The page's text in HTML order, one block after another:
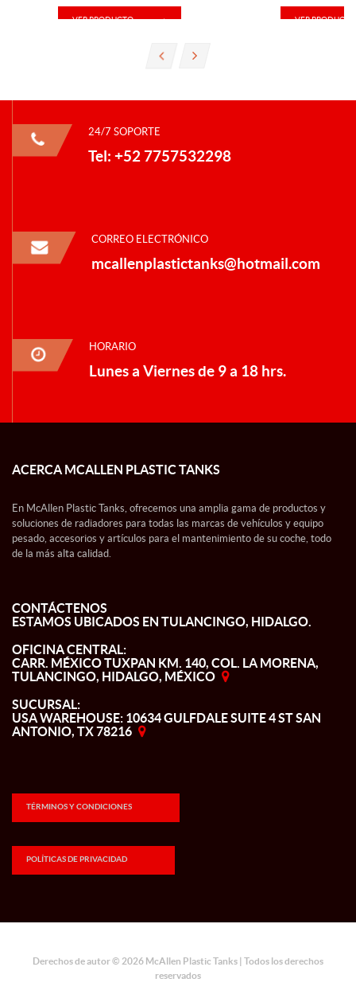
VER PRODUCTO VER PRODUCTO
24/7 SOPORTE
Tel: +52 7757532298
CORREO ELECTRÓNICO
mcallenplastictanks@hotmail.com
HORARIO
Lunes a Viernes de 9 a 18 hrs.
ACERCA MCALLEN PLASTIC TANKS
En McAllen Plastic Tanks, ofrecemos una amplia gama de productos y
soluciones de radiadores para todas las marcas de vehículos y equipo
pesado, accesorios y artículos para el mantenimiento de su coche, todo
de la más alta calidad.
CONTÁCTENOS
ESTAMOS UBICADOS EN TULANCINGO, HIDALGO.
OFICINA CENTRAL:
CARR. MÉXICO TUXPAN KM. 140, COL. LA MORENA,
TULANCINGO, HIDALGO, MÉXICO
SUCURSAL:
USA WAREHOUSE: 10634 GULFDALE SUITE 4 ST SAN
ANTONIO, TX 78216
TÉRMINOS Y CONDICIONES
POLÍTICAS DE PRIVACIDAD
Derechos de autor © 2026 McAllen Plastic Tanks | Todos los derechos
reservados